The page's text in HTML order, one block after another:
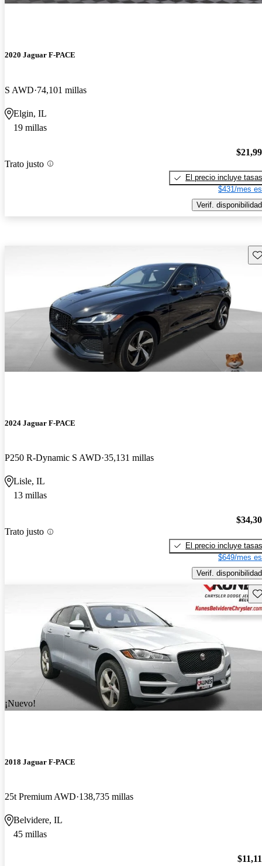
2020 Jaguar F-PACE
S AWD 74,101 millas
Elgin, IL
19 millas
Trato justo
El precio incluye tasas
$431/mes
Verif. disponibilidad
2024 Jaguar F-PACE
P250 R-Dynamic S AWD 35,131 millas
Lisle, IL
13 millas
Trato justo
El precio incluye tasas
$649/mes
Verif. disponibilidad
¡Nuevo!
2018 Jaguar F-PACE
25t Premium AWD 138,735 millas
Belvidere, IL
45 millas